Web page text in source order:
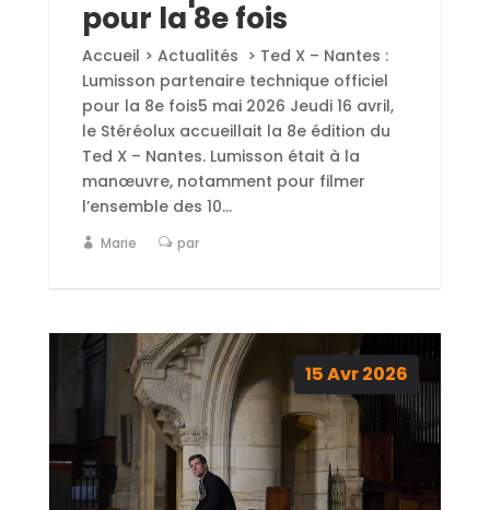
pour la 8e fois
Accueil > Actualités > Ted X – Nantes :
Lumisson partenaire technique officiel
pour la 8e fois5 mai 2026 Jeudi 16 avril,
le Stéréolux accueillait la 8e édition du
Ted X – Nantes. Lumisson était à la
manœuvre, notamment pour filmer
l’ensemble des 10...
Marie par
15Avr2026